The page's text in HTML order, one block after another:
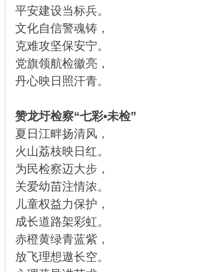
平安建设当标兵。
文化自信警魂铸，
克难攻坚保安宁。
党旗领航检徽亮，
丹心映日照汗青。
赞龙圩检察“七彩•未检”
夏日江畔扬清风，
火山荔枝映日红。
为民检察迈大步，
关爱幼苗注情浓。
儿童权益力保护，
成长道路架彩虹。
赤橙黄绿青蓝紫，
放飞理想遨长空。